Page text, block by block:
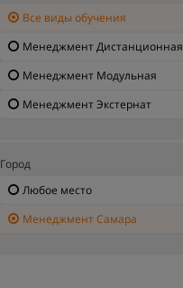
Все виды обучения
Менеджмент Дистанционная
Менеджмент Модульная
Менеджмент Экстернат
Город
Любое место
Менеджмент Самара